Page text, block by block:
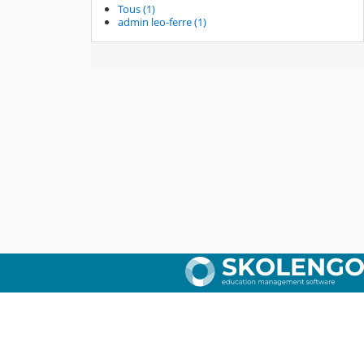
Tous (1)
admin leo-ferre (1)